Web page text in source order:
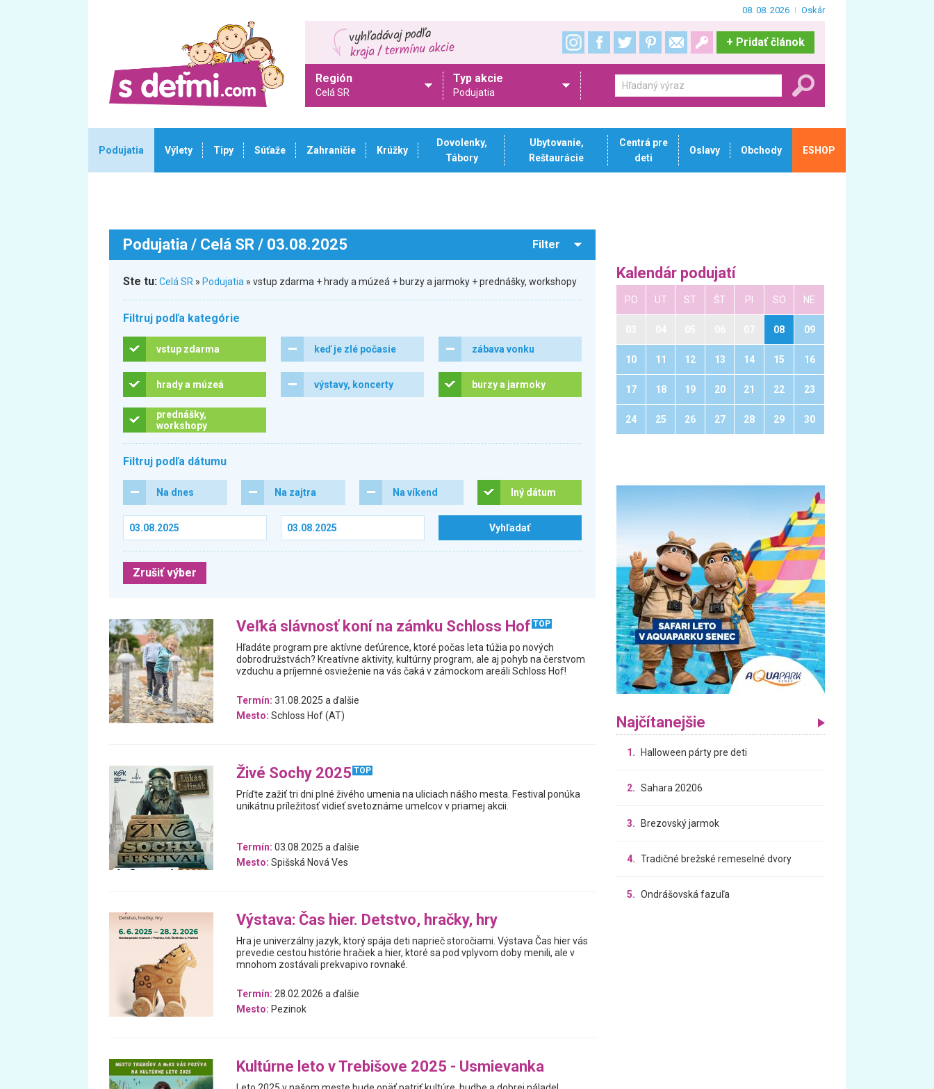
08. 08. 2026 Oskár
+ Pridať článok
Región
Celá SR
Typ akcie
Podujatia
Podujatia Výlety Tipy Súťaže Zahraničie Krúžky
Dovolenky,
Tábory
Ubytovanie,
Reštaurácie
Centrá pre
deti
Oslavy Obchody ESHOP
Podujatia / Celá SR / 03.08.2025 Filter
Ste tu:Celá SR » Podujatia » vstup zdarma + hrady a múzeá + burzy a jarmoky + prednášky, workshopy
Filtruj podľa kategórie
vstup zdarma keď je zlé počasie zábava vonku
hrady a múzeá výstavy, koncerty burzy a jarmoky
prednášky,
workshopy
Filtruj podľa dátumu
Na dnes Na zajtra Na víkend Iný dátum
Zrušiť výber
Veľká slávnosť koní na zámku Schloss Hof TOP
Hľadáte program pre aktívne deťúrence, ktoré počas leta túžia po nových
dobrodružstvách? Kreatívne aktivity, kultúrny program, ale aj pohyb na čerstvom
vzduchu a príjemné osvieženie na vás čaká v zámockom areáli Schloss Hof!
Termín: 31.08.2025 a ďalšie
Mesto: Schloss Hof (AT)
Živé Sochy 2025 TOP
Príďte zažiť tri dni plné živého umenia na uliciach nášho mesta. Festival ponúka
unikátnu príležitosť vidieť svetoznáme umelcov v priamej akcii.
Termín: 03.08.2025 a ďalšie
Mesto: Spišská Nová Ves
Výstava: Čas hier. Detstvo, hračky, hry
Hra je univerzálny jazyk, ktorý spája deti naprieč storočiami. Výstava Čas hier vás
prevedie cestou histórie hračiek a hier, ktoré sa pod vplyvom doby menili, ale v
mnohom zostávali prekvapivo rovnaké.
Termín: 28.02.2026 a ďalšie
Mesto: Pezinok
Kultúrne leto v Trebišove 2025 - Usmievanka
Kalendár podujatí
PO UT ST ŠT PI SO NE
08 09
10 11 12 13 14 15 16
17 18 19 20 21 22 23
24 25 26 27 28 29 30
Najčítanejšie
1. Halloween párty pre deti
2. Sahara 20206
3. Brezovský jarmok
4. Tradičné brežské remeselné dvory
5. Ondrášovská fazuľa